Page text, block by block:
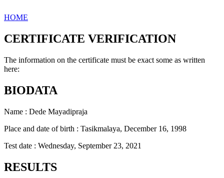
HOME
CERTIFICATE VERIFICATION
The information on the certificate must be exact some as written
here:
BIODATA
Name : Dede Mayadipraja
Place and date of birth : Tasikmalaya, December 16, 1998
Test date : Wednesday, September 23, 2021
RESULTS